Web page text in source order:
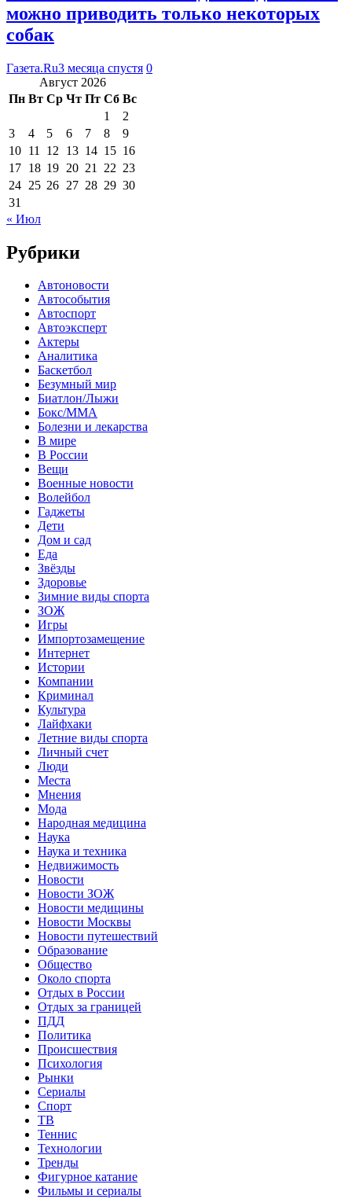
можно приводить только некоторых
собак
Газета.Ru3 месяца спустя 0
Август 2026
Пн Вт Ср Чт Пт Сб Вс
1
2
3
4 5 6 7 8
9
10 11 12 13 14 15 16
17 18 19 20 21 22 23
24 25 26 27 28 29 30
31
« Июл
Рубрики
Автоновости
Автособытия
Автоспорт
Автоэксперт
Актеры
Аналитика
Баскетбол
Безумный мир
Биатлон/Лыжи
Бокс/MMA
Болезни и лекарства
В мире
В России
Вещи
Военные новости
Волейбол
Гаджеты
Дети
Дом и сад
Еда
Звёзды
Здоровье
Зимние виды спорта
ЗОЖ
Игры
Импортозамещение
Интернет
Истории
Компании
Криминал
Культура
Лайфхаки
Летние виды спорта
Личный счет
Люди
Места
Мнения
Мода
Народная медицина
Наука
Наука и техника
Недвижимость
Новости
Новости ЗОЖ
Новости медицины
Новости Москвы
Новости путешествий
Образование
Общество
Около спорта
Отдых в России
Отдых за границей
ПДД
Политика
Происшествия
Психология
Рынки
Сериалы
Спорт
ТВ
Теннис
Технологии
Тренды
Фигурное катание
Фильмы и сериалы